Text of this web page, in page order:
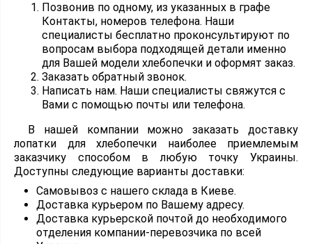
Позвонив по одному, из указанных в графе
Контакты, номеров телефона. Наши
специалисты бесплатно проконсультируют по
вопросам выбора подходящей детали именно
для Вашей модели хлебопечки и оформят заказ.
Заказать обратный звонок.
Написать нам. Наши специалисты свяжутся с
Вами с помощью почты или телефона.
В нашей компании можно заказать доставку
лопатки для хлебопечки наиболее приемлемым
заказчику способом в любую точку Украины.
Доступны следующие варианты доставки:
Самовывоз с нашего склада в Киеве.
Доставка курьером по Вашему адресу.
Доставка курьерской почтой до необходимого
отделения компании-перевозчика по всей